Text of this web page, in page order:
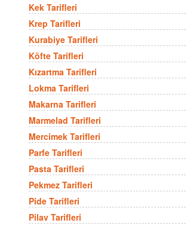
Kek Tarifleri
Krep Tarifleri
Kurabiye Tarifleri
Köfte Tarifleri
Kızartma Tarifleri
Lokma Tarifleri
Makarna Tarifleri
Marmelad Tarifleri
Mercimek Tarifleri
Parfe Tarifleri
Pasta Tarifleri
Pekmez Tarifleri
Pide Tarifleri
Pilav Tarifleri